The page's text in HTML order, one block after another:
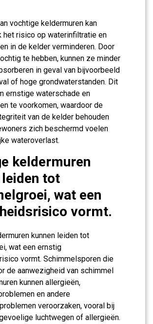
vochtige keldermuren kan
het risico op waterinfiltratie en
in de kelder verminderen. Door
te hebben, kunnen ze minder
in geval van bijvoorbeeld
of hoge grondwaterstanden. Dit
ernstige waterschade en
te voorkomen, waardoor de
van de kelder behouden
zich beschermd voelen
wateroverlast.
keldermuren
leiden tot
wat een
vormt.
kunnen leiden tot
wat een ernstig
vormt. Schimmelsporen die
de aanwezigheid van schimmel
kunnen allergieën,
en andere
veroorzaken, vooral bij
luchtwegen of allergieën.